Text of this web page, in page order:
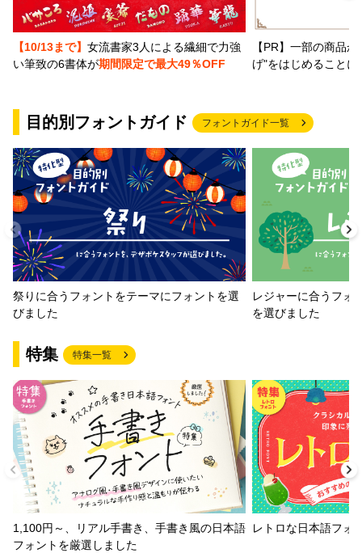
【10/13まで】 女流書家3人による繊細で力強
い筆致の6書体が期間限定で最大49％OFF
【PR】一部の商品
げ"をはじめること
目的別フォントガイド フォントガイド一覧
祭りに合うフォントをテーマにフォントを選
びました
レジャーに合うフォ
を選びました
特集 特集一覧
1,100円～、リアル手書き、手書き風の日本語
フォントを厳選しました
レトロな日本語フォ